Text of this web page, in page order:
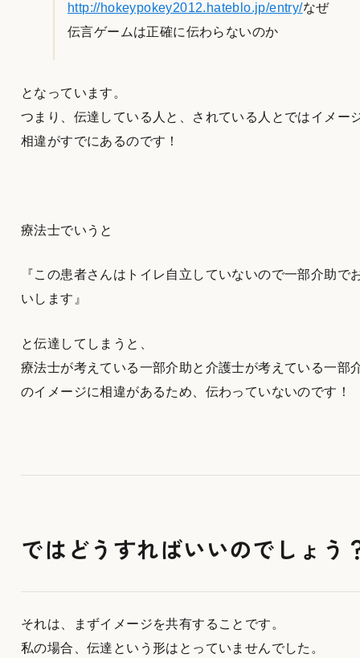
http://hokeypokey2012.hateblo.jp/entry/なぜ
伝言ゲームは正確に伝わらないのか
となっています。
つまり、伝達している人と、されている人とではイメー
相違がすでにあるのです！
療法士でいうと
『この患者さんはトイレ自立していないので一部介助で
いします』
と伝達してしまうと、
療法士が考えている一部介助と介護士が考えている一部
のイメージに相違があるため、伝わっていないのです！
ではどうすればいいのでしょう
それは、まずイメージを共有することです。
私の場合、伝達という形はとっていませんでした。